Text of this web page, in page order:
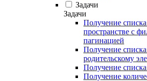
Задачи
Задачи
Получение списка
пространстве с
пагинацией
Получение списка
родительскому
Получение
Получение